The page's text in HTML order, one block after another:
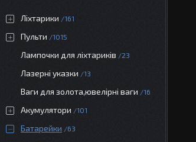
Ліхтарики 161
Пульти 1015
Лампочки для ліхтариків 23
Лазерні указки 13
Ваги для золота,ювелірні ваги 16
Акумулятори 101
Батарейки 63